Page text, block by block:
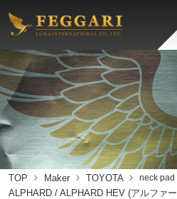
TOP Maker
TOYOTA
ALPHARD / ALPHARD HEV (アルファ
neck pad